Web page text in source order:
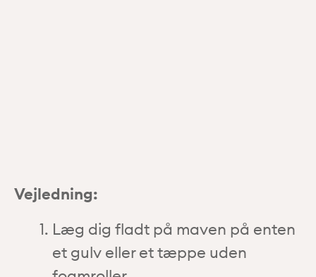
Vejledning:
Læg dig fladt på maven på enten
et gulv eller et tæppe uden